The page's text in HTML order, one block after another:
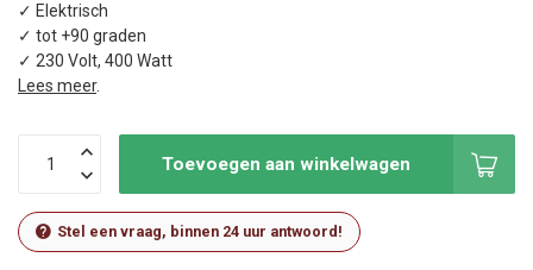
✓ Elektrisch
✓ tot +90 graden
✓ 230 Volt, 400 Watt
Lees meer.
Toevoegen aan winkelwagen
Stel een vraag, binnen 24 uur antwoord!